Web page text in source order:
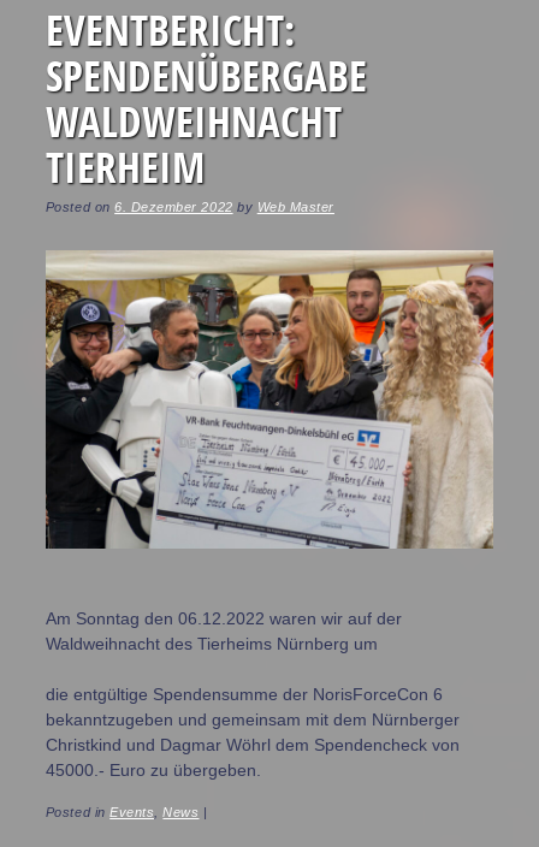
EVENTBERICHT:
SPENDENÜBERGABE
WALDWEIHNACHT
TIERHEIM
Posted on6. Dezember 2022 by Web Master
Am Sonntag den 06.12.2022 waren wir auf der
Waldweihnacht des Tierheims Nürnberg um
die entgültige Spendensumme der NorisForceCon 6
bekanntzugeben und gemeinsam mit dem Nürnberger
Christkind und Dagmar Wöhrl dem Spendencheck von
45000.- Euro zu übergeben.
Posted inEvents,News